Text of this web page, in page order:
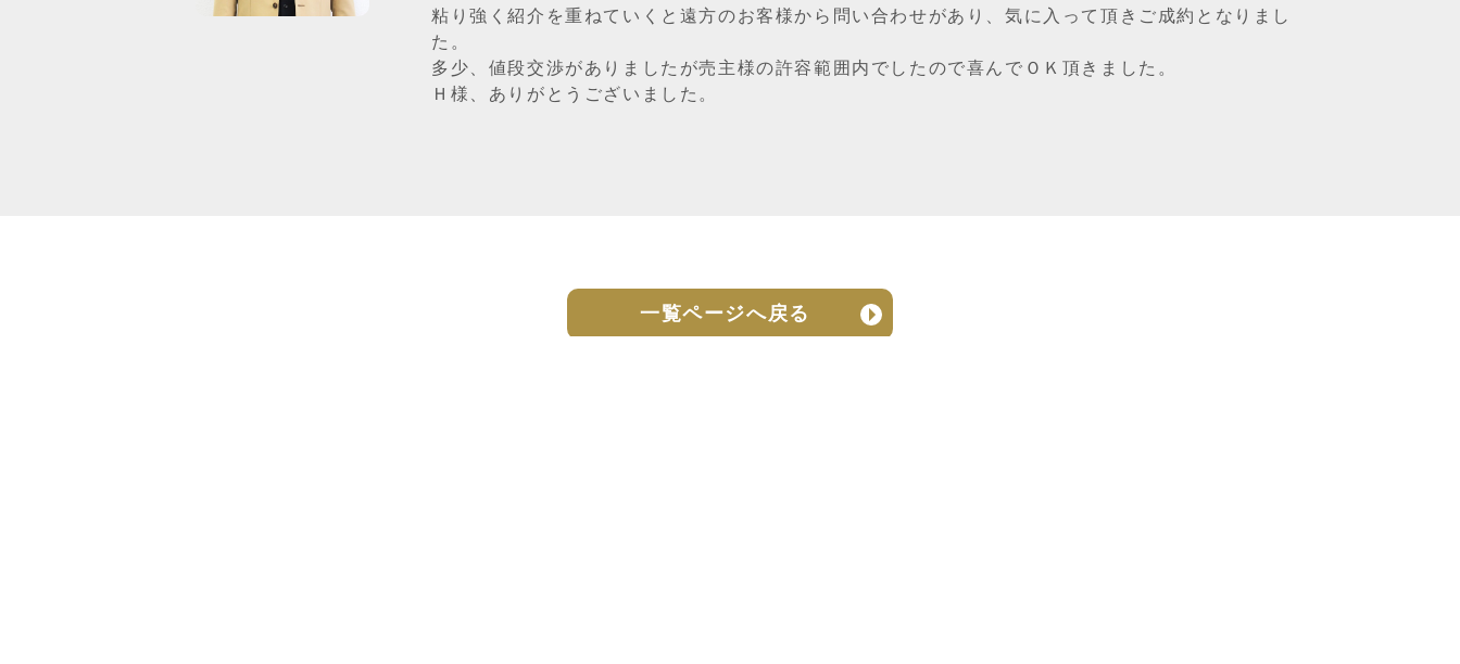
粘り強く紹介を重ねていくと遠方のお客様から問い合わせがあり、気に入って頂きご成約となりまし
た。
多少、値段交渉がありましたが売主様の許容範囲内でしたので喜んでＯＫ頂きました。
Ｈ様、ありがとうございました。
一覧ページへ戻る